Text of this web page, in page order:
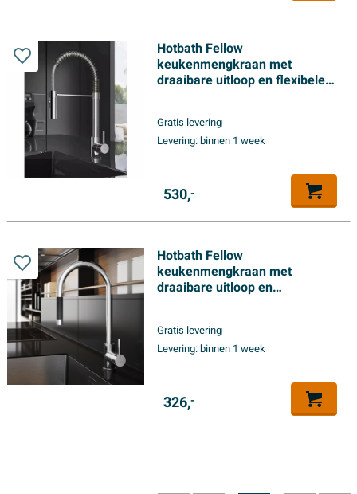
Hotbath Fellow
keukenmengkraan met
draaibare uitloop en flexibele
Gratis levering
Levering:binnen 1 week
530,-
Hotbath Fellow
keukenmengkraan met
draaibare uitloop en
Gratis levering
Levering:binnen 1 week
326,-